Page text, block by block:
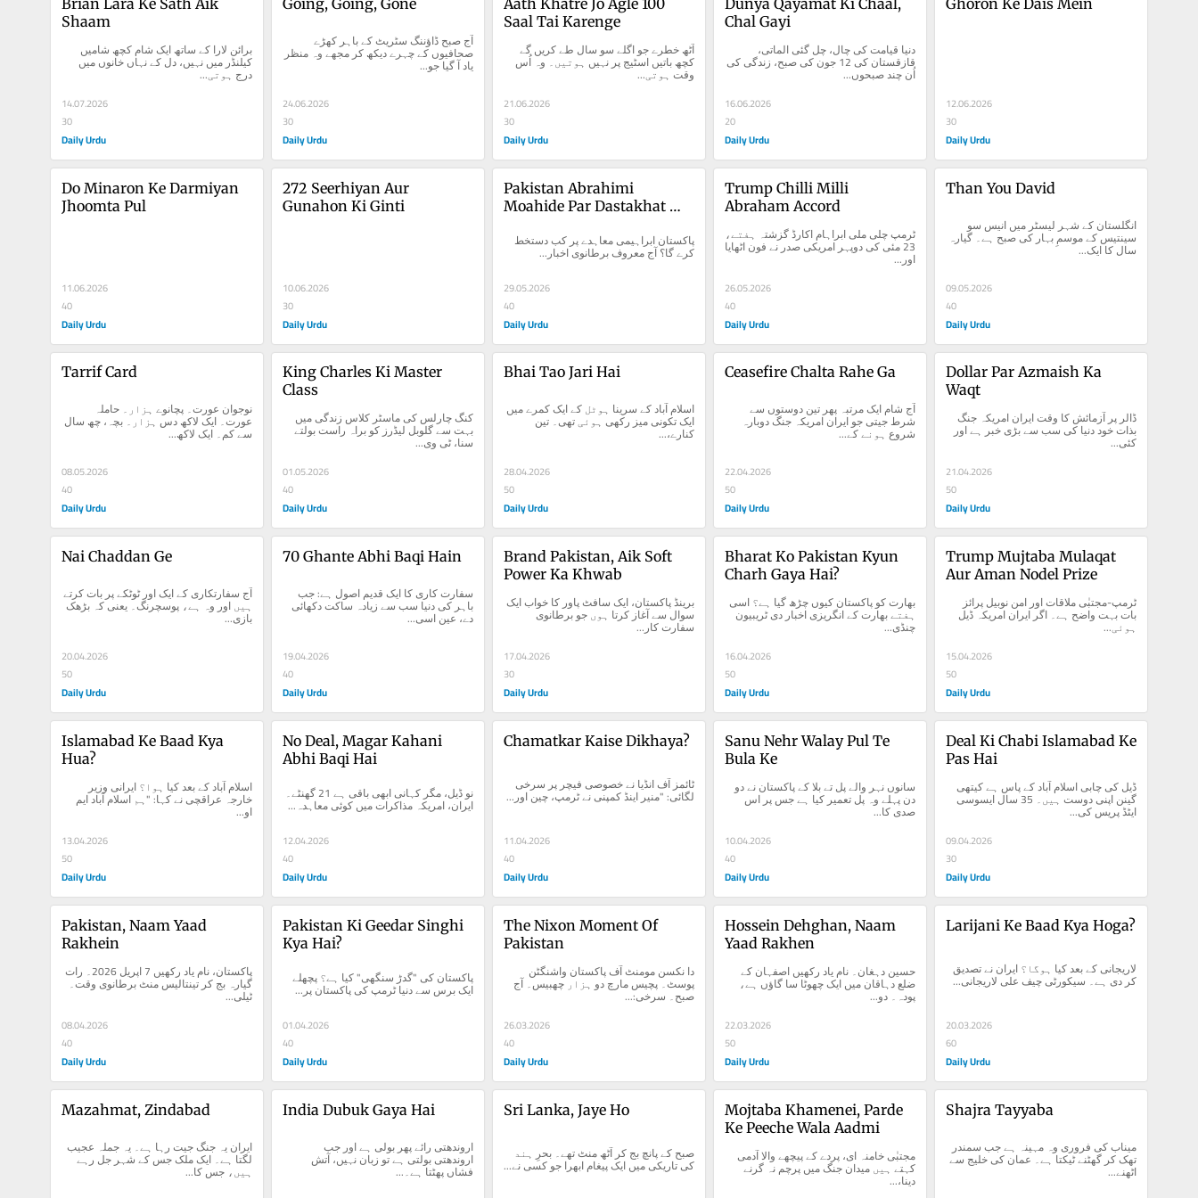
Shaam
درج ہوتی...
14.07.2026
30
Daily Urdu
آج صبح ڈاؤننگ سٹریٹ کے باہر کھڑے
صحافیوں کے چہرے دیکھ کر مجھے وہ منظر
یاد آ گیا جو...
24.06.2026
30
Daily Urdu
Saal Tai Karenge
آٹھ خطرے جو اگلے سو سال طے کریں گے
کچھ باتیں اسٹیج پر نہیں ہوتیں۔ وہ اُس
وقت ہوتی...
21.06.2026
30
Daily Urdu
Chal Gayi
قازقستان کی 12 جون کی صبح، زندگی کی
اُن چند صبحوں...
16.06.2026
20
Daily Urdu
12.06.2026
30
Daily Urdu
Do Minaron Ke Darmiyan
Jhoomta Pul
11.06.2026
40
Daily Urdu
272 Seerhiyan Aur
Gunahon Ki Ginti
10.06.2026
30
Daily Urdu
Pakistan Abrahimi
Moahide Par Dastakhat
پاکستان ابراہیمی معاہدے پر کب دستخط
کرے گا؟ آج معروف برطانوی اخبار...
29.05.2026
40
Daily Urdu
Trump Chilli Milli
Abraham Accord
اور...
26.05.2026
40
Daily Urdu
Than You David
انگلستان کے شہر لیسٹر میں انیس سو
سال کا ایک...
09.05.2026
40
Daily Urdu
Tarrif Card
سے کم۔ ایک لاکھ...
08.05.2026
40
Daily Urdu
King Charles Ki Master
Class
بہت سے گلوبل لیڈرز کو براہ راست بولتے
سنا، ٹی وی...
01.05.2026
40
Daily Urdu
Bhai Tao Jari Hai
ایک تکونی میز رکھی ہوئی تھی۔ تین
کنارے،...
28.04.2026
50
Daily Urdu
Ceasefire Chalta Rahe Ga
آج شام ایک مرتبہ پھر تین دوستوں سے
شروع ہونے کے...
22.04.2026
50
Daily Urdu
Dollar Par Azmaish Ka
Waqt
ڈالر پر آزمائش کا وقت ایران امریکہ جنگ
بذات خود دنیا کی سب سے بڑی خبر ہے اور
کئی...
21.04.2026
50
Daily Urdu
Nai Chaddan Ge
آج سفارتکاری کے ایک اور ٹوٹکے پر بات کرتے
ہیں اور وہ ہے، پوسچرنگ۔ یعنی کہ بڑھک
بازی...
20.04.2026
50
Daily Urdu
70 Ghante Abhi Baqi Hain
سفارت کاری کا ایک قدیم اصول ہے: جب
باہر کی دنیا سب سے زیادہ ساکت دکھائی
دے، عین اسی...
19.04.2026
40
Daily Urdu
Brand Pakistan, Aik Soft
Power Ka Khwab
برینڈ پاکستان، ایک سافٹ پاور کا خواب ایک
سوال سے آغاز کرتا ہوں جو برطانوی
سفارت کار...
17.04.2026
30
Daily Urdu
Bharat Ko Pakistan Kyun
Charh Gaya Hai?
بھارت کو پاکستان کیوں چڑھ گیا ہے؟ اسی
ہفتے بھارت کے انگریزی اخبار دی ٹریبیون
چنڈی...
16.04.2026
50
Daily Urdu
Trump Mujtaba Mulaqat
Aur Aman Nodel Prize
ٹرمپ-مجتبٰی ملاقات اور امن نوبیل پرائز
ہوئی...
15.04.2026
50
Daily Urdu
Islamabad Ke Baad Kya
Hua?
اسلام آباد کے بعد کیا ہوا؟ ایرانی وزیر
خارجہ عراقچی نے کہا: "ہم اسلام آباد ایم
او...
13.04.2026
50
Daily Urdu
No Deal, Magar Kahani
Abhi Baqi Hai
ایران، امریکہ مذاکرات میں کوئی معاہدہ...
12.04.2026
40
Daily Urdu
Chamatkar Kaise Dikhaya?
ٹائمز آف انڈیا نے خصوصی فیچر پر سرخی
لگائی: "منیر اینڈ کمپنی نے ٹرمپ، چین اور...
11.04.2026
40
Daily Urdu
Sanu Nehr Walay Pul Te
Bula Ke
سانوں نہر والے پل تے بلا کے پاکستان نے دو
دن پہلے وہ پل تعمیر کیا ہے جس پر اس
صدی کا...
10.04.2026
40
Daily Urdu
Deal Ki Chabi Islamabad Ke
Pas Hai
ڈیل کی چابی اسلام آباد کے پاس ہے کیتھی
گینن اپنی دوست ہیں۔ 35 سال ایسوسی
ایٹڈ پریس کی...
09.04.2026
30
Daily Urdu
Pakistan, Naam Yaad
Rakhein
پاکستان، نام یاد رکھیں 7 اپریل 2026۔ رات
ٹیلی...
08.04.2026
40
Daily Urdu
Pakistan Ki Geedar Singhi
Kya Hai?
پاکستان کی "گدڑ سنگھی" کیا ہے؟ پچھلے
ایک برس سے دنیا ٹرمپ کی پاکستان پر...
01.04.2026
40
Daily Urdu
The Nixon Moment Of
Pakistan
صبح۔ سرخی:...
26.03.2026
40
Daily Urdu
Hossein Dehghan, Naam
Yaad Rakhen
حسین دہغان۔ نام یاد رکھیں اصفہان کے
پودہ۔ دو...
22.03.2026
50
Daily Urdu
Larijani Ke Baad Kya Hoga?
لاریجانی کے بعد کیا ہوگا؟ ایران نے تصدیق
کر دی ہے۔ سیکورٹی چیف علی لاریجانی...
20.03.2026
60
Daily Urdu
Mazahmat, Zindabad
ایران یہ جنگ جیت رہا ہے۔ یہ جملہ عجیب
لگتا ہے۔ ایک ملک جس کے شہر جل رہے
ہیں، جس کا...
India Dubuk Gaya Hai
اروندھتی رائے پھر بولی ہے اور جب
اروندھتی بولتی ہے تو زبان نہیں، آتش
فشاں پھٹتا ہے۔...
Sri Lanka, Jaye Ho
کی تاریکی میں ایک پیغام ابھرا جو کسی نے...
Mojtaba Khamenei, Parde
Ke Peeche Wala Aadmi
مجتبٰی خامنہ ای، پردے کے پیچھے والا آدمی
کہتے ہیں میدان جنگ میں پرچم نہ گرنے
دینا،...
Shajra Tayyaba
تھک کر گھٹنے ٹیکتا ہے۔ عمان کی خلیج سے
اٹھنے...